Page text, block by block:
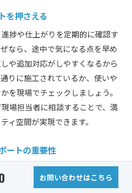
を押さえる
捗や仕上がりを定期的に確認す
なら、途中で気になる点を早め
や追加対応がしやすくなるから
りに施工されているか、使いや
を現場でチェックしましょう。
場担当者に相談することで、満
ィ空間が実現できます。
ートの重要性
フターサポートもリフォームの満
は、万が一不具合が発生した際
お問い合わせはこちら